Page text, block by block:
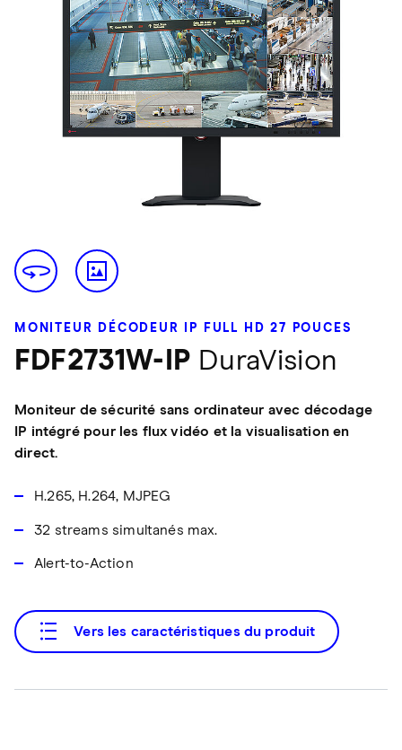
MONITEUR DÉCODEUR IP FULL HD 27 POUCES
FDF2731W-IPDuraVision
Moniteur de sécurité sans ordinateur avec décodage
IP intégré pour les flux vidéo et la visualisation en
direct.
H.265, H.264, MJPEG
32 streams simultanés max.
Alert-to-Action
Vers les caractéristiques du produit